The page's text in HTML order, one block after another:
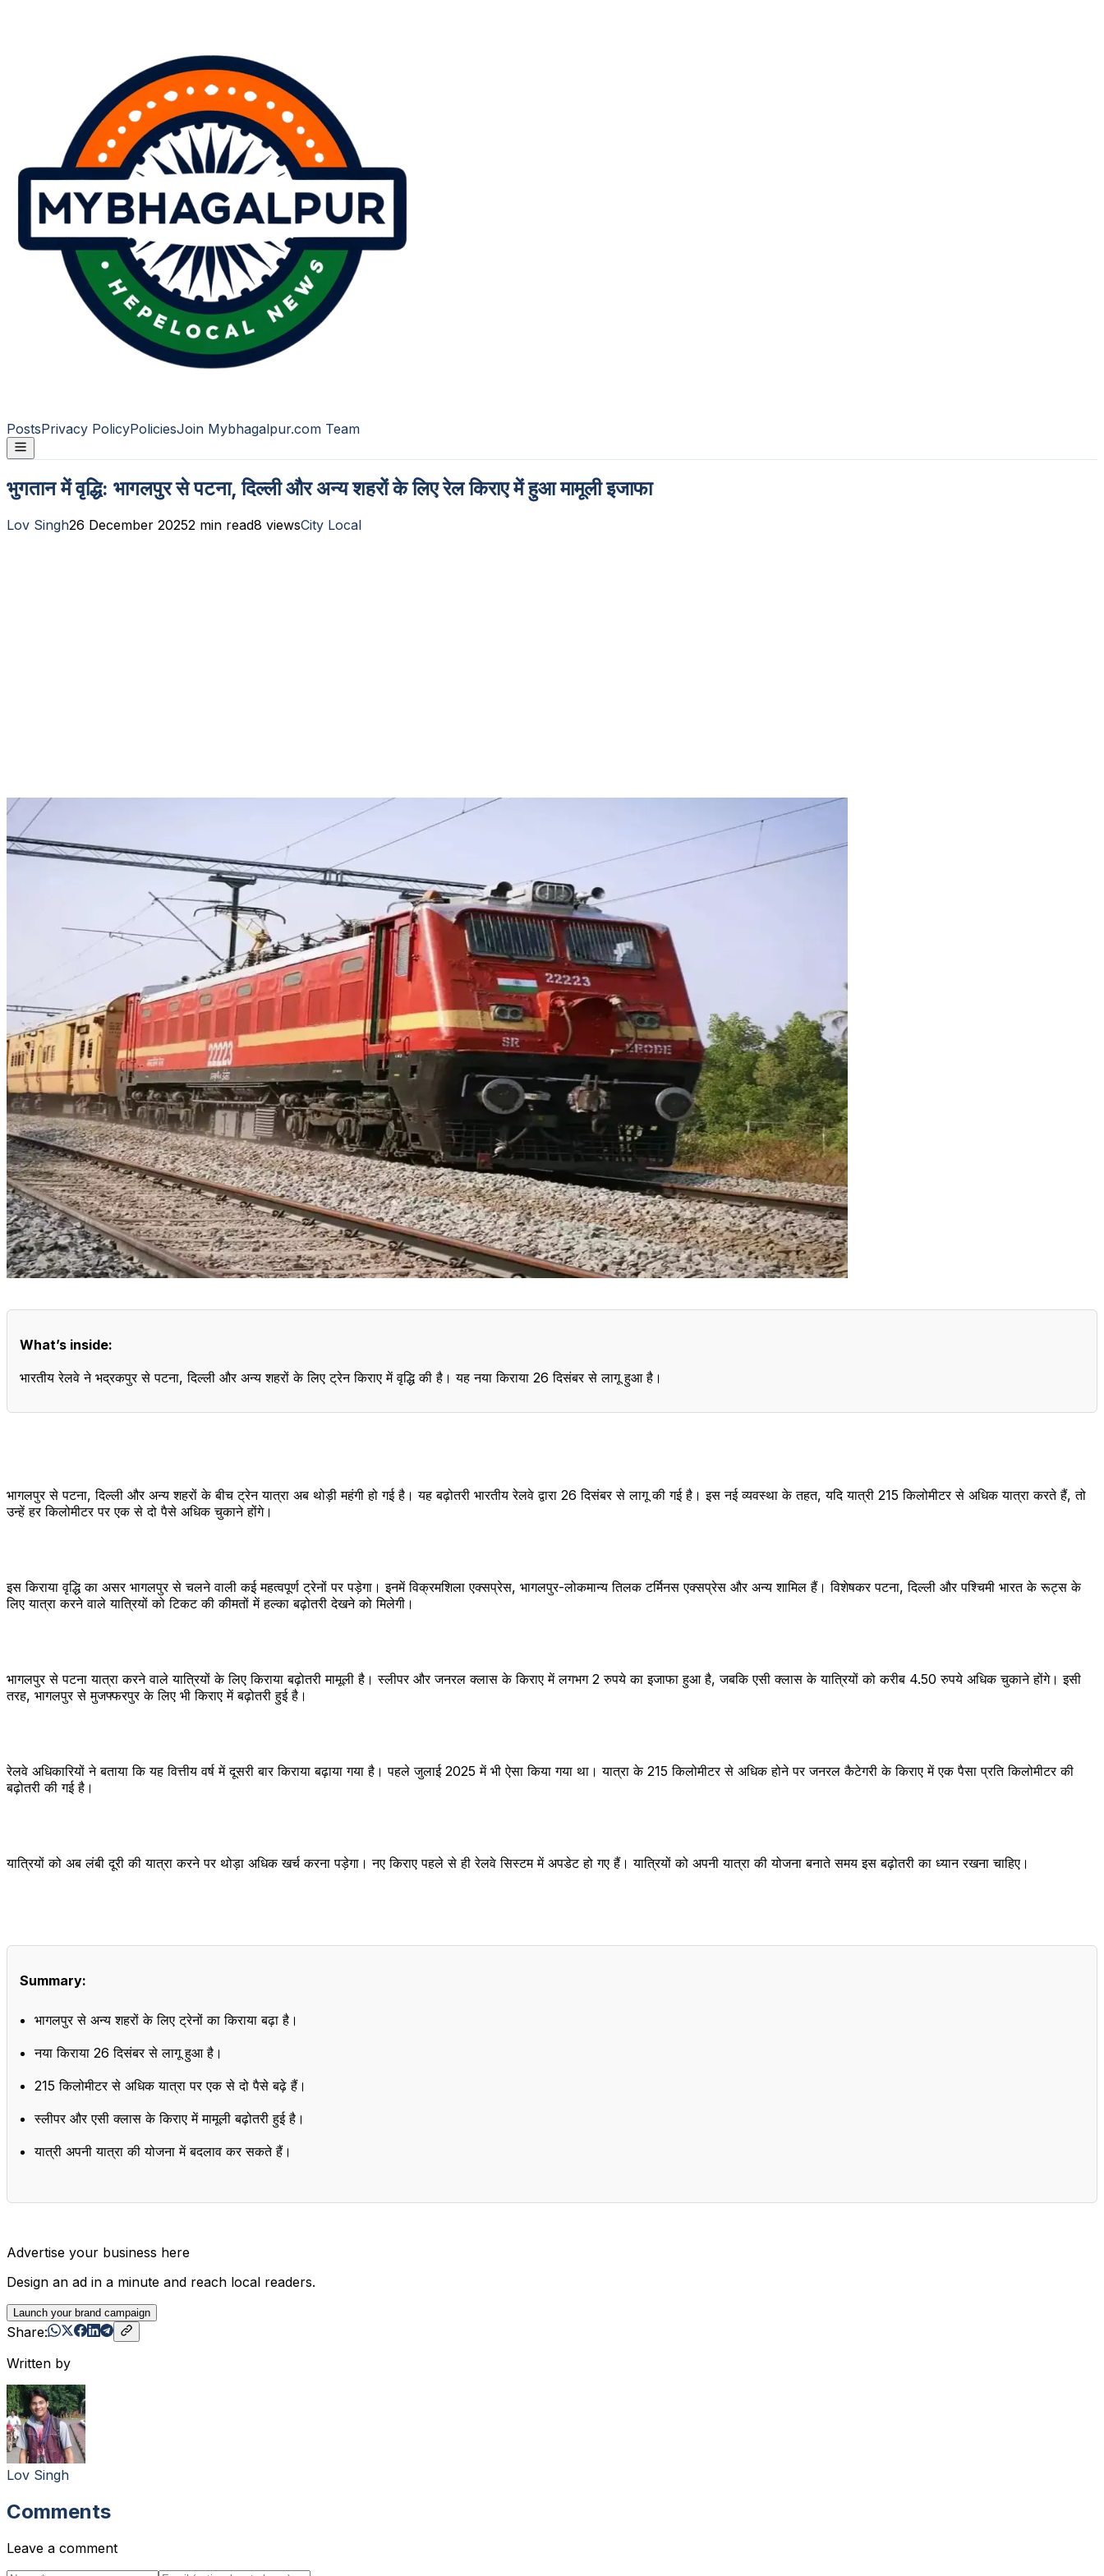
PostsPrivacy PolicyPoliciesJoin Mybhagalpur.com Team
भुगतान में वृद्धि: भागलपुर से पटना, दिल्ली और अन्य शहरों के लिए रेल किराए में हुआ मामूली इजाफा
Lov Singh26 December 20252 min read8 viewsCity Local
What’s inside:
भारतीय रेलवे ने भद्रकपुर से पटना, दिल्ली और अन्य शहरों के लिए ट्रेन किराए में वृद्धि की है। यह नया किराया 26 दिसंबर से लागू हुआ है।
भागलपुर से पटना, दिल्ली और अन्य शहरों के बीच ट्रेन यात्रा अब थोड़ी महंगी हो गई है। यह बढ़ोतरी भारतीय रेलवे द्वारा 26 दिसंबर से लागू की गई है। इस नई व्यवस्था के तहत, यदि यात्री 215 किलोमीटर से अधिक यात्रा करते हैं, तो
उन्हें हर किलोमीटर पर एक से दो पैसे अधिक चुकाने होंगे।
इस किराया वृद्धि का असर भागलपुर से चलने वाली कई महत्वपूर्ण ट्रेनों पर पड़ेगा। इनमें विक्रमशिला एक्सप्रेस, भागलपुर-लोकमान्य तिलक टर्मिनस एक्सप्रेस और अन्य शामिल हैं। विशेषकर पटना, दिल्ली और पश्चिमी भारत के रूट्स के
लिए यात्रा करने वाले यात्रियों को टिकट की कीमतों में हल्का बढ़ोतरी देखने को मिलेगी।
भागलपुर से पटना यात्रा करने वाले यात्रियों के लिए किराया बढ़ोतरी मामूली है। स्लीपर और जनरल क्लास के किराए में लगभग 2 रुपये का इजाफा हुआ है, जबकि एसी क्लास के यात्रियों को करीब 4.50 रुपये अधिक चुकाने होंगे। इसी
तरह, भागलपुर से मुजफ्फरपुर के लिए भी किराए में बढ़ोतरी हुई है।
रेलवे अधिकारियों ने बताया कि यह वित्तीय वर्ष में दूसरी बार किराया बढ़ाया गया है। पहले जुलाई 2025 में भी ऐसा किया गया था। यात्रा के 215 किलोमीटर से अधिक होने पर जनरल कैटेगरी के किराए में एक पैसा प्रति किलोमीटर की
बढ़ोतरी की गई है।
यात्रियों को अब लंबी दूरी की यात्रा करने पर थोड़ा अधिक खर्च करना पड़ेगा। नए किराए पहले से ही रेलवे सिस्टम में अपडेट हो गए हैं। यात्रियों को अपनी यात्रा की योजना बनाते समय इस बढ़ोतरी का ध्यान रखना चाहिए।
Summary:
भागलपुर से अन्य शहरों के लिए ट्रेनों का किराया बढ़ा है।
नया किराया 26 दिसंबर से लागू हुआ है।
215 किलोमीटर से अधिक यात्रा पर एक से दो पैसे बढ़े हैं।
स्लीपर और एसी क्लास के किराए में मामूली बढ़ोतरी हुई है।
यात्री अपनी यात्रा की योजना में बदलाव कर सकते हैं।
Advertise your business here
Design an ad in a minute and reach local readers.
Launch your brand campaign
Share:
Written by
Lov Singh
Comments
Leave a comment